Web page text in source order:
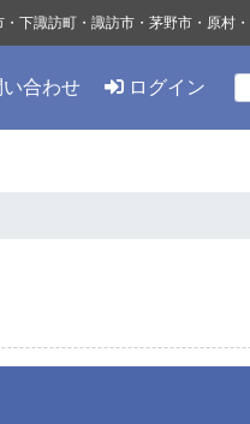
い合わせ ログイン
下諏訪町・諏訪市・茅野市・原村